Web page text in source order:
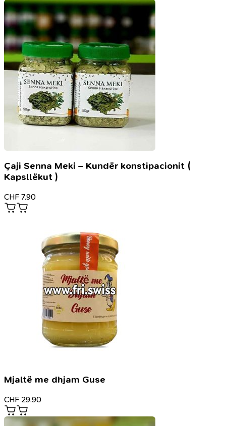
Çaji Senna Meki – Kundër konstipacionit (
Kapsllëkut )
CHF 7.90
Mjaltë me dhjam Guse
CHF 29.90